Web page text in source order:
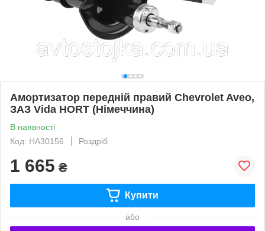
Амортизатор передній правий Chevrolet Aveo,
ЗАЗ Vida HORT (Німеччина)
В наявності
Код: HA30156
Роздріб
1 665 ₴
Купити
або